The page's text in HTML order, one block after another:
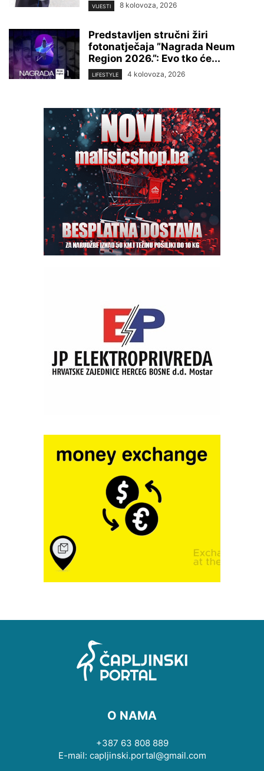
VIJESTI 8 kolovoza, 2026
Predstavljen stručni žiri
fotonatječaja ”Nagrada Neum
Region 2026.”: Evo tko će...
LIFESTYLE 4 kolovoza, 2026
O NAMA
+387 63 808 889
E-mail: capljinski.portal@gmail.com